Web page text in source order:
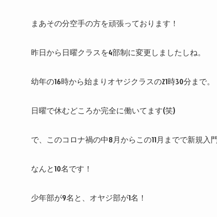
まあその分空手の方を頑張っております！
昨日から日曜クラスを4部制に変更しましたしね。
幼年の16時から始まりオヤジクラスの21時30分まで。
日曜で休むどころか完全に働いてます(笑)
で、このコロナ禍の中8月からこの11月までで新規入門
なんと10名です！
少年部が9名と、オヤジ部が1名！